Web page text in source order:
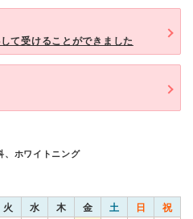
て受けることができました
、ホワイトニング
火 水 木 金 土 日 祝